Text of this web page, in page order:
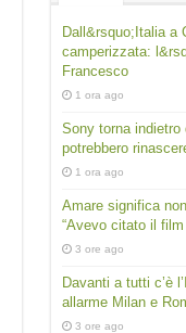
Dall&rsquo;Italia a
camperizzata:
Francesco
1 ora ago
Sony torna
potrebbero
1 ora ago
Amare significa
“Avevo citato il
3 ore ago
Davanti a tutti c’è
allarme Milan e
3 ore ago